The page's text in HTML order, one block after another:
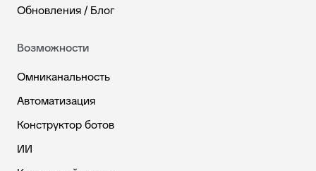
Обновления / Блог
Возможности
Омниканальность
Автоматизация
Конструктор ботов
ИИ